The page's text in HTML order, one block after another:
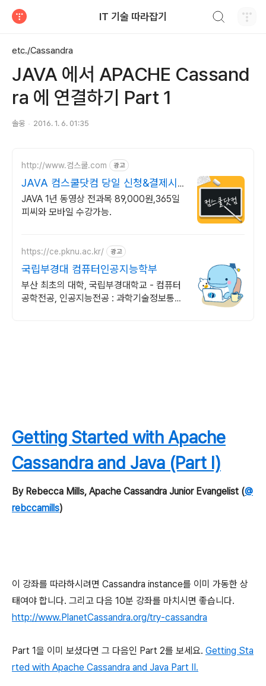
IT 기술 따라잡기
etc./Cassandra
JAVA 에서 APACHE Cassand
ra 에 연결하기 Part 1
솔웅 2016. 1. 6. 01:35
http://www.컴스쿨.com 광고
JAVA 컴스쿨닷컴 당일 신청&결제시
기프티콘!
JAVA 1년 동영상 전과목 89,000원,365일
피씨와 모바일 수강가능.
https://ce.pknu.ac.kr/ 광고
국립부경대 컴퓨터인공지능학부
부산 최초의 대학, 국립부경대학교 - 컴퓨터
공학전공, 인공지능전공 : 과학기술정보통신
Getting Started with Apache
Cassandra and Java (Part I)
By Rebecca Mills, Apache Cassandra Junior Evangelist (@
rebccamills)
이 강좌를 따라하시려면 Cassandra instance를 이미 가동한 상
태여야 합니다. 그리고 다음 10분 강좌를 마치시면 좋습니다.
http://www.PlanetCassandra.org/try-cassandra
Part 1을 이미 보셨다면 그 다음인 Part 2를 보세요. Getting Sta
rted with Apache Cassandra and Java Part II.